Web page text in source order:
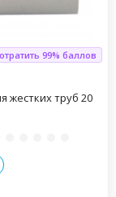
99% баллов
жестких труб 20